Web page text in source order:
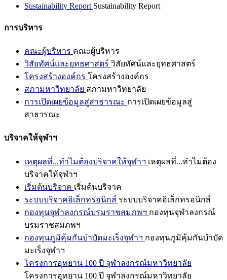
Sustainability Report Sustainability Report
การบริหาร
คณะผู้บริหาร คณะผู้บริหาร
วิสัยทัศน์และยุทธศาสตร์ วิสัยทัศน์และยุทธศาสตร์
โครงสร้างองค์กร โครงสร้างองค์กร
สภามหาวิทยาลัย สภามหาวิทยาลัย
การเปิดเผยข้อมูลสู่สาธารณะ การเปิดเผยข้อมูลสู่
สาธารณะ
บริจาคให้จุฬาฯ
เหตุผลที่...ทำไมต้องบริจาคให้จุฬาฯ เหตุผลที่...ทำไมต้อง
บริจาคให้จุฬาฯ
เริ่มต้นบริจาค เริ่มต้นบริจาค
ระบบบริจาคอิเล็กทรอนิกส์ ระบบบริจาคอิเล็กทรอนิกส์
กองทุนจุฬาลงกรณ์บรมราชสมภพฯ กองทุนจุฬาลงกรณ์
บรมราชสมภพฯ
กองทุนภูมิคุ้มกันบำบัดมะเร็งจุฬาฯ กองทุนภูมิคุ้มกันบำบัด
มะเร็งจุฬาฯ
โครงการอุทยาน 100 ปี จุฬาลงกรณ์มหาวิทยาลัย
โครงการอุทยาน 100 ปี จุฬาลงกรณ์มหาวิทยาลัย